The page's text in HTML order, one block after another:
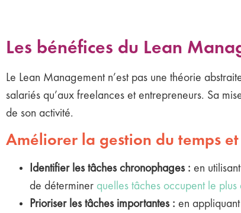
Les bénéfices du Lean
Le Lean Management n’est pas une théorie
salariés qu’aux freelances et entrepreneurs. Sa
de son activité.
Améliorer la gestion du temps
Identifier les tâches chronophages : en
de déterminer quelles tâches occupent le plus
Prioriser les tâches importantes : en